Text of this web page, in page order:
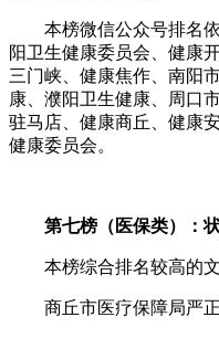
本榜微信公众号排名依
阳卫生健康委员会、健康
三门峡、健康焦作、南阳
康、濮阳卫生健康、周口
驻马店、健康商丘、健康
健康委员会。
第七榜（医保类）：状
本榜综合排名较高的文
商丘市医疗保障局严正